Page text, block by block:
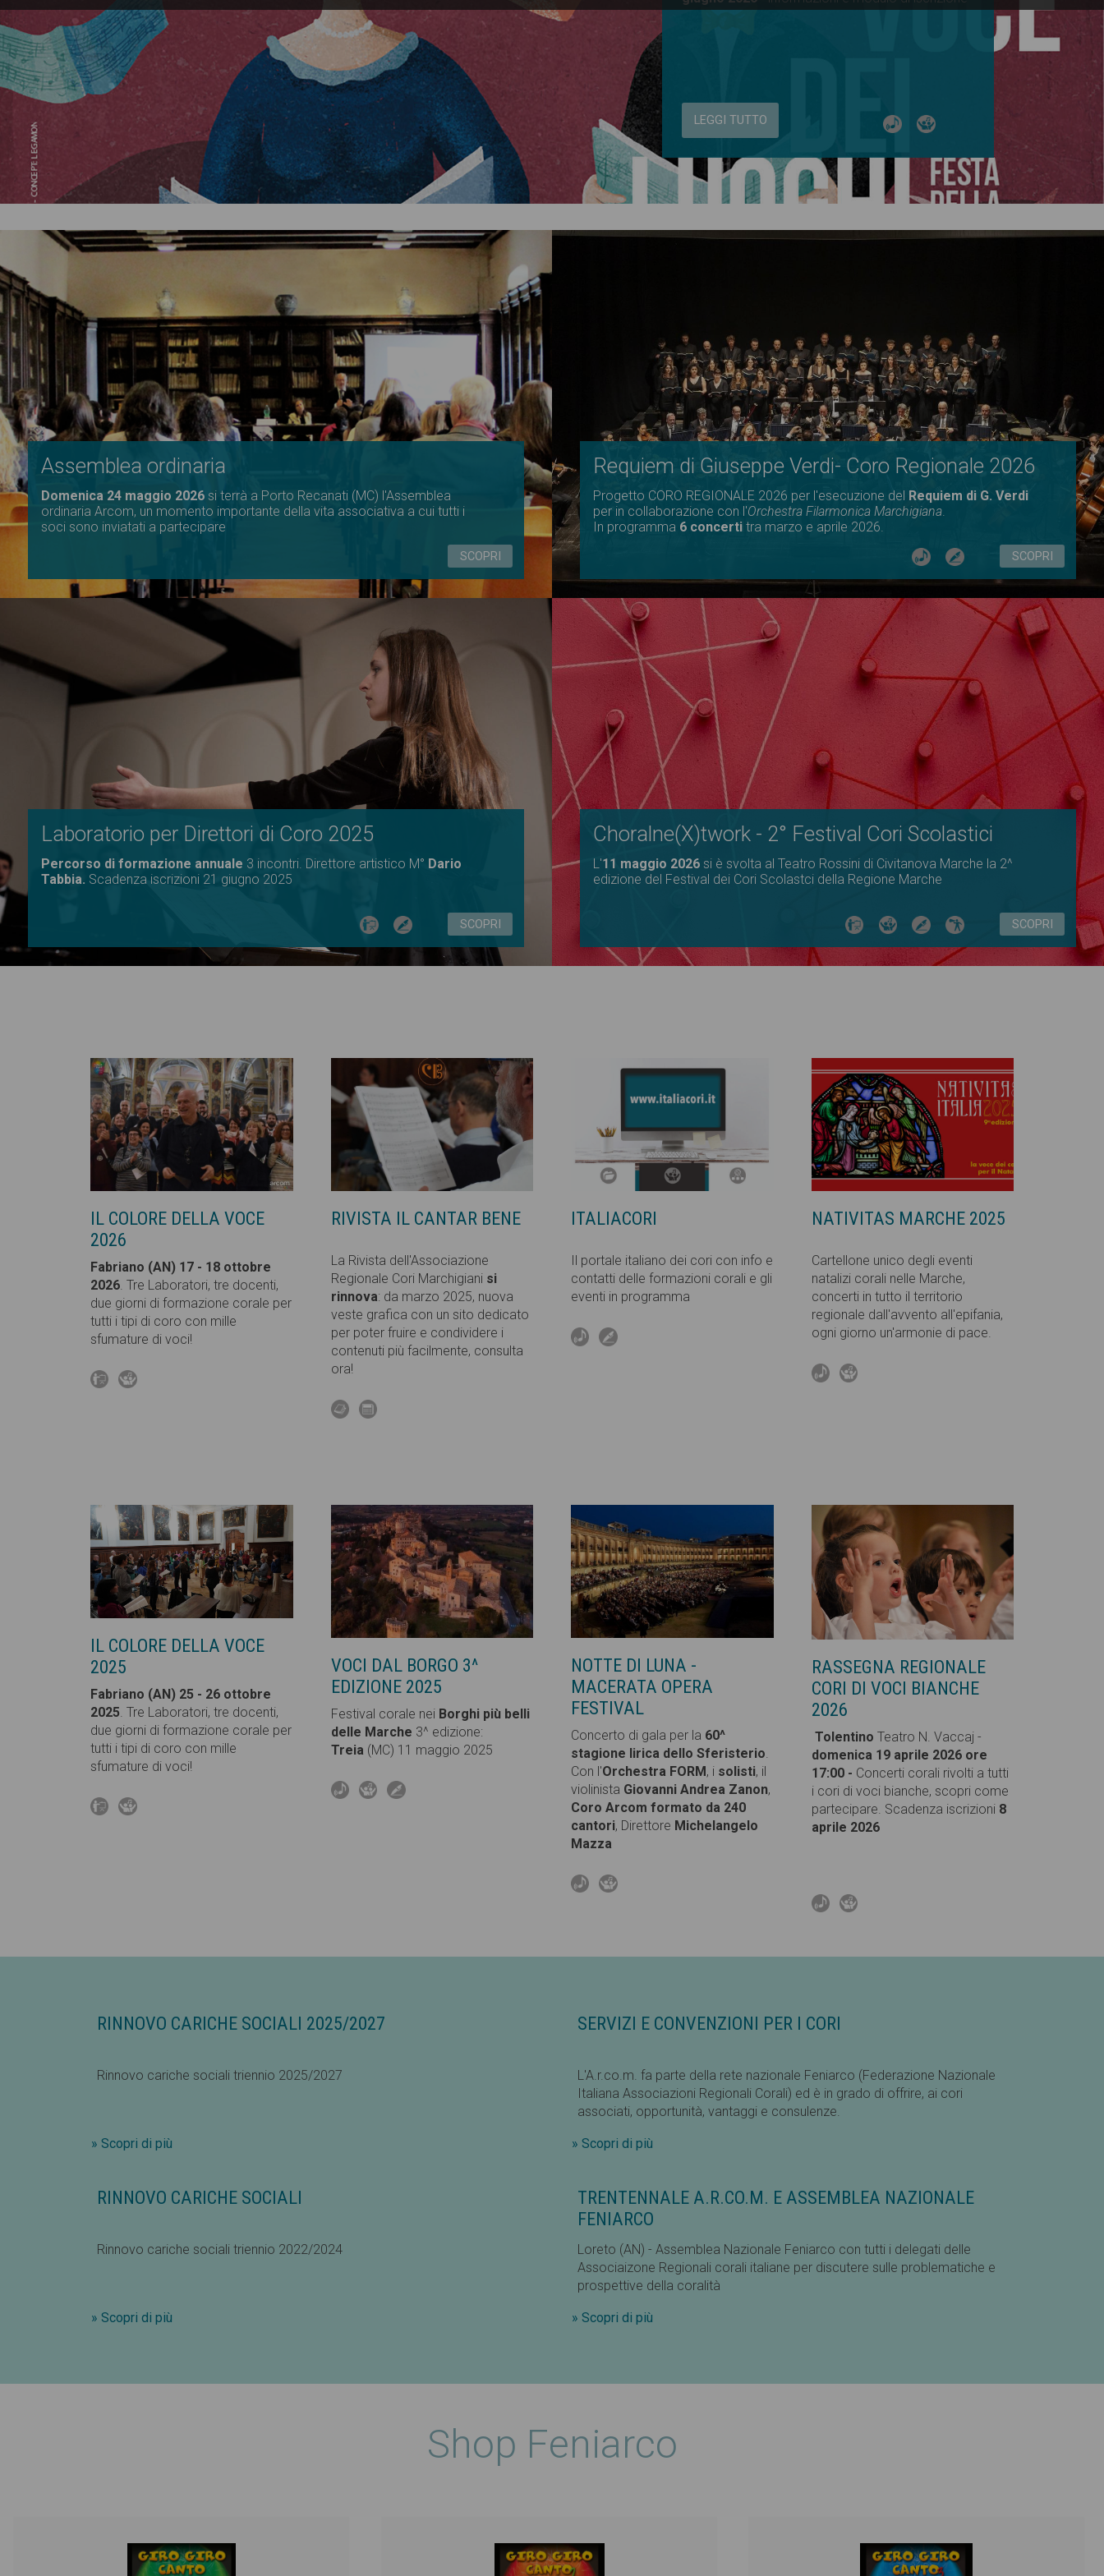
LEGGI TUTTO
Assemblea ordinaria
Domenica 24 maggio 2026si terrà a Porto Recanati (MC) l'Assemblea
ordinaria Arcom, un momento importante della vita associativa a cui tutti i
soci sono inviatati a partecipare
SCOPRI
Requiem di Giuseppe Verdi- Coro Regionale 2026
Progetto CORO REGIONALE 2026 per l'esecuzione del Requiem di G. Verdi
per in collaborazione con l'Orchestra Filarmonica Marchigiana.
In programma 6 concertitra marzo e aprile 2026.
SCOPRI
Laboratorio per Direttori di Coro 2025
Percorso di formazione annuale 3 incontri. Direttore artistico M° Dario
Tabbia. Scadenza iscrizioni 21 giugno 2025
SCOPRI
Choralne(X)twork - 2° Festival Cori Scolastici
L'11 maggio 2026 si è svolta al Teatro Rossini di Civitanova Marche la 2^
edizione del Festival dei Cori Scolastci della Regione Marche
SCOPRI
IL COLORE DELLA VOCE
2026
Fabriano (AN) 17 - 18 ottobre
2026 . Tre Laboratori, tre docenti,
due giorni di formazione corale per
tutti i tipi di coro con mille
sfumature di voci!
RIVISTA IL CANTAR BENE
La Rivista dell'Associazione
Regionale Cori Marchigiani si
rinnova: da marzo 2025, nuova
veste grafica con un sito dedicato
per poter fruire e condividere i
contenuti più facilmente, consulta
ora!
ITALIACORI
Il portale italiano dei cori con info e
contatti delle formazioni corali e gli
eventi in programma
NATIVITAS MARCHE 2025
Cartellone unico degli eventi
natalizi corali nelle Marche,
concerti in tutto il territorio
regionale dall'avvento all'epifania,
ogni giorno un'armonie di pace.
IL COLORE DELLA VOCE
2025
Fabriano (AN) 25 - 26 ottobre
2025. Tre Laboratori, tre docenti,
due giorni di formazione corale per
tutti i tipi di coro con mille
sfumature di voci!
VOCI DAL BORGO 3^
EDIZIONE 2025
Festival corale neiBorghi più belli
delle Marche 3^ edizione:
Treia (MC) 11 maggio 2025
NOTTE DI LUNA -
MACERATA OPERA
FESTIVAL
Concerto di gala per la 60^
stagione lirica dello Sferisterio
Con l'Orchestra FORM, i solisti, il
violinista Giovanni Andrea Zanon,
Coro Arcom formato da 240
cantori, Direttore Michelangelo
Mazza
RASSEGNA REGIONALE
CORI DI VOCI BIANCHE
2026
Tolentino Teatro N. Vaccaj -
domenica 19 aprile 2026 ore
17:00 - Concerti corali rivolti a tutti
i cori di voci bianche, scopri come
partecipare. Scadenza iscrizioni 8
aprile 2026
RINNOVO CARICHE SOCIALI 2025/2027
Rinnovo cariche sociali triennio 2025/2027
» Scopri di più
SERVIZI E CONVENZIONI PER I CORI
L'A.r.co.m. fa parte della rete nazionale Feniarco (Federazione Nazionale
Italiana Associazioni Regionali Corali) ed è in grado di offrire, ai cori
associati, opportunità, vantaggi e consulenze.
» Scopri di più
RINNOVO CARICHE SOCIALI
Rinnovo cariche sociali triennio 2022/2024
» Scopri di più
TRENTENNALE A.R.CO.M. E ASSEMBLEA NAZIONALE
FENIARCO
Loreto (AN) - Assemblea Nazionale Feniarco con tutti i delegati delle
Associaizone Regionali corali italiane per discutere sulle problematiche e
prospettive della coralità
» Scopri di più
Shop Feniarco